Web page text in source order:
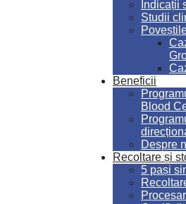
Indicații
Studii
Beneficii
Blood
Despre
Recoltare și
5 pași